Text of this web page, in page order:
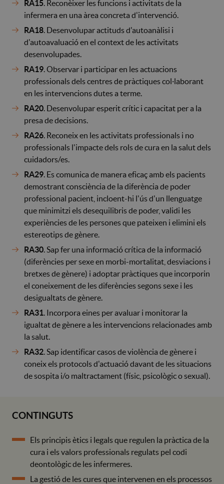
RA15 . Reconèixer les funcions i activitats de la
infermera en una àrea concreta d'intervenció.
RA18 . Desenvolupar actituds d'autoanàlisi i
d'autoavaluació en el context de les activitats
desenvolupades.
RA19 . Observar i participar en les actuacions
professionals dels centres de pràctiques col·laborant
en les intervencions dutes a terme.
RA20 . Desenvolupar esperit crític i capacitat per a la
presa de decisions.
RA26 . Reconeix en les activitats professionals i no
professionals l'impacte dels rols de cura en la salut dels
cuidadors/es.
RA29 . Es comunica de manera eficaç amb els pacients
demostrant consciència de la diferència de poder
professional pacient, incloent-hi l'ús d'un llenguatge
que minimitzi els desequilibris de poder, validi les
experiències de les persones que pateixen i elimini els
estereotips de gènere.
RA30 . Sap fer una informació crítica de la informació
(diferències per sexe en morbi-mortalitat, desviacions i
bretxes de gènere) i adoptar pràctiques que incorporin
el coneixement de les diferències segons sexe i les
desigualtats de gènere.
RA31 . Incorpora eines per avaluar i monitorar la
igualtat de gènere a les intervencions relacionades amb
la salut.
RA32 . Sap identificar casos de violència de gènere i
coneix els protocols d'actuació davant de les situacions
de sospita i/o maltractament (físic, psicològic o sexual).
CONTINGUTS
Els principis ètics i legals que regulen la pràctica de la
cura i els valors professionals regulats pel codi
deontològic de les infermeres.
La gestió de les cures que intervenen en els processos